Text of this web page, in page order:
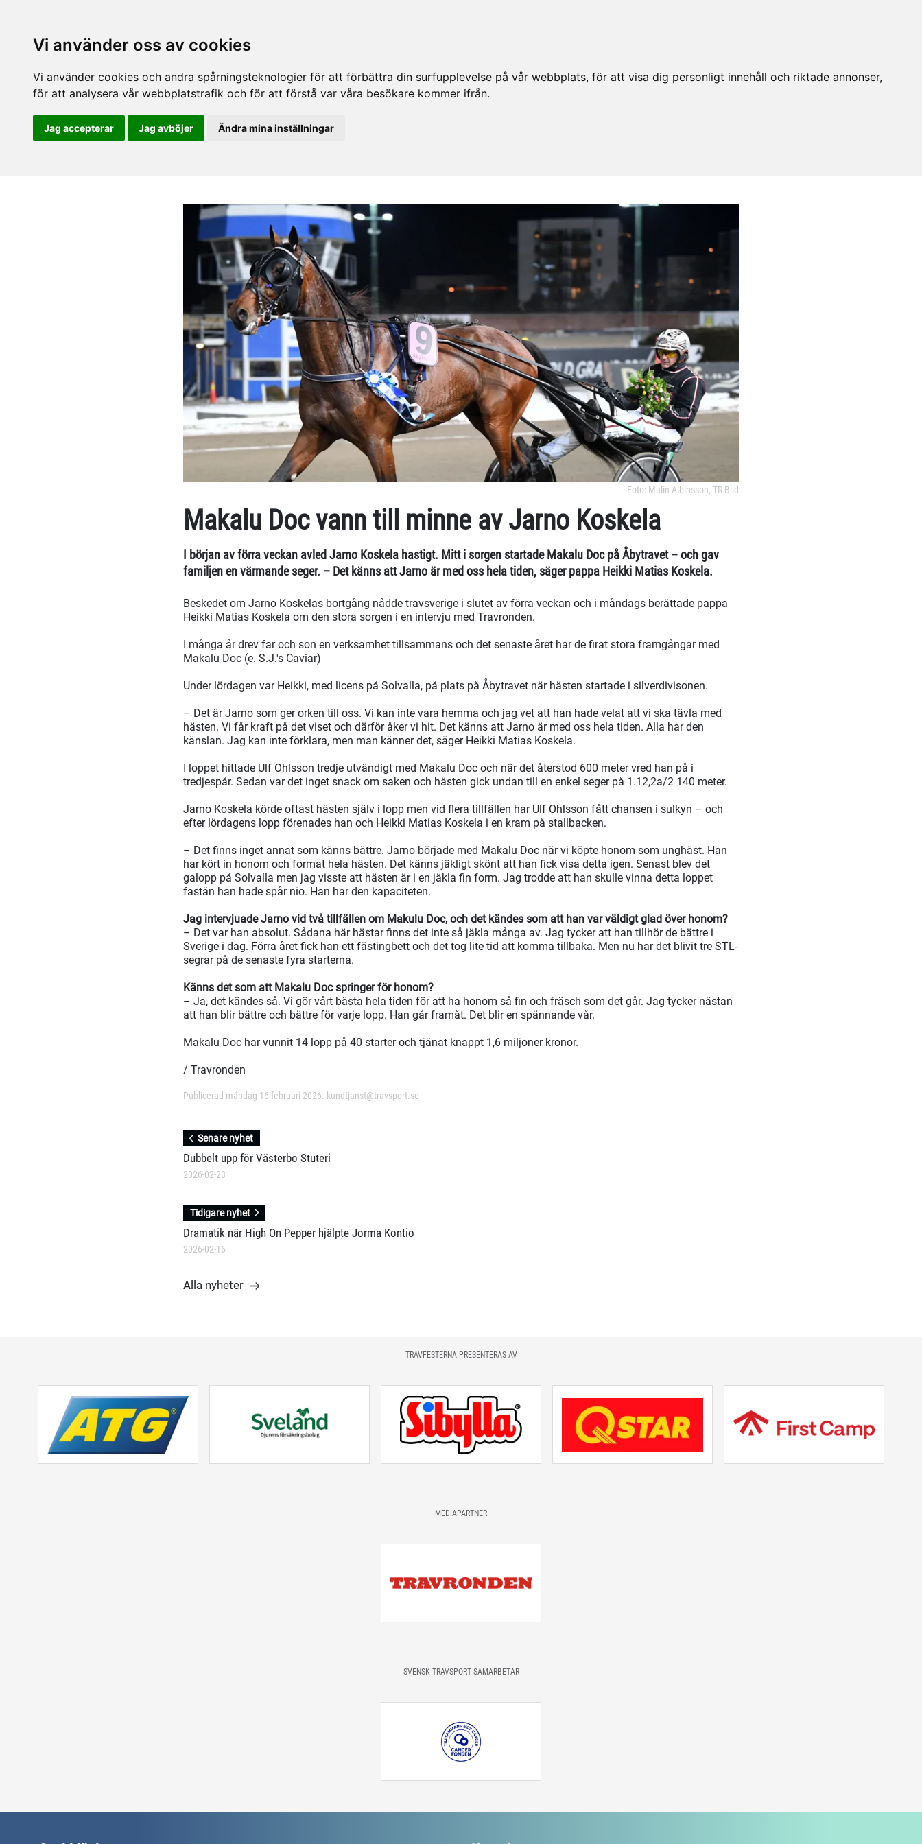
Vi använder oss av cookies
Vi använder cookies och andra spårningsteknologier för att förbättra din surfupplevelse på vår webbplats, för att visa dig personligt innehåll och riktade annonser,
för att analysera vår webbplatstrafik och för att förstå var våra besökare kommer ifrån.
Jag accepterar Jag avböjer Ändra mina inställningar
Foto: Malin Albinsson, TR Bild
Makalu Doc vann till minne av Jarno Koskela
I början av förra veckan avled Jarno Koskela hastigt. Mitt i sorgen startade Makalu Doc på Åbytravet – och gav
familjen en värmande seger. – Det känns att Jarno är med oss hela tiden, säger pappa Heikki Matias Koskela.
Beskedet om Jarno Koskelas bortgång nådde travsverige i slutet av förra veckan och i måndags berättade pappa
Heikki Matias Koskela om den stora sorgen i en intervju med Travronden.
I många år drev far och son en verksamhet tillsammans och det senaste året har de firat stora framgångar med
Makalu Doc (e. S.J.'s Caviar)
Under lördagen var Heikki, med licens på Solvalla, på plats på Åbytravet när hästen startade i silverdivisonen.
– Det är Jarno som ger orken till oss. Vi kan inte vara hemma och jag vet att han hade velat att vi ska tävla med
hästen. Vi får kraft på det viset och därför åker vi hit. Det känns att Jarno är med oss hela tiden. Alla har den
känslan. Jag kan inte förklara, men man känner det, säger Heikki Matias Koskela.
I loppet hittade Ulf Ohlsson tredje utvändigt med Makalu Doc och när det återstod 600 meter vred han på i
tredjespår. Sedan var det inget snack om saken och hästen gick undan till en enkel seger på 1.12,2a/2 140 meter.
Jarno Koskela körde oftast hästen själv i lopp men vid flera tillfällen har Ulf Ohlsson fått chansen i sulkyn – och
efter lördagens lopp förenades han och Heikki Matias Koskela i en kram på stallbacken.
– Det finns inget annat som känns bättre. Jarno började med Makalu Doc när vi köpte honom som unghäst. Han
har kört in honom och format hela hästen. Det känns jäkligt skönt att han fick visa detta igen. Senast blev det
galopp på Solvalla men jag visste att hästen är i en jäkla fin form. Jag trodde att han skulle vinna detta loppet
fastän han hade spår nio. Han har den kapaciteten.
Jag intervjuade Jarno vid två tillfällen om Makulu Doc, och det kändes som att han var väldigt glad över honom?
– Det var han absolut. Sådana här hästar finns det inte så jäkla många av. Jag tycker att han tillhör de bättre i
Sverige i dag. Förra året fick han ett fästingbett och det tog lite tid att komma tillbaka. Men nu har det blivit tre STL-
segrar på de senaste fyra starterna.
Känns det som att Makalu Doc springer för honom?
– Ja, det kändes så. Vi gör vårt bästa hela tiden för att ha honom så fin och fräsch som det går. Jag tycker nästan
att han blir bättre och bättre för varje lopp. Han går framåt. Det blir en spännande vår.
Makalu Doc har vunnit 14 lopp på 40 starter och tjänat knappt 1,6 miljoner kronor.
/ Travronden
Publicerad måndag 16 februari 2026. kundtjanst@travsport.se
Senare nyhet
Dubbelt upp för Västerbo Stuteri
2026-02-23
Tidigare nyhet
Dramatik när High On Pepper hjälpte Jorma Kontio
2026-02-16
Alla nyheter
TRAVFESTERNA PRESENTERAS AV
MEDIAPARTNER
SVENSK TRAVSPORT SAMARBETAR